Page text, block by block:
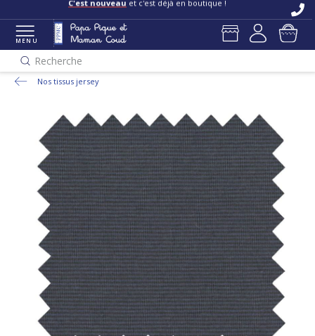
C'est nouveau et c'est déjà en boutique !
MENU
Recherche
Nos tissus jersey